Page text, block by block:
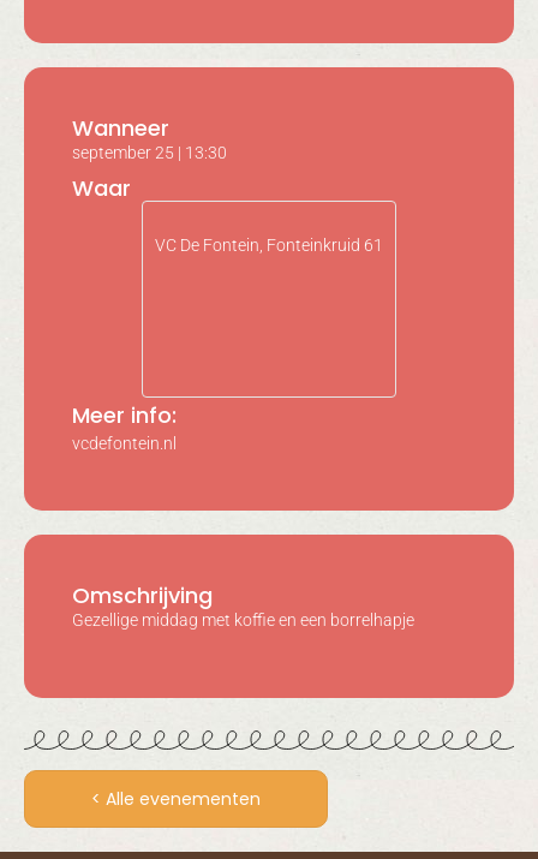
Wanneer
september 25 | 13:30
Waar
VC De Fontein, Fonteinkruid 61
Meer info:
vcdefontein.nl
Omschrijving
Gezellige middag met koffie en een borrelhapje
< Alle evenementen